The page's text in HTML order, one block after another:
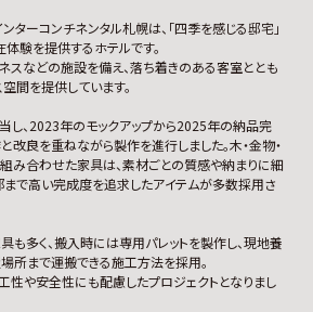
ターコンチネンタル札幌は、「四季を感じる邸宅」
験を提供するホテルです。
スなどの施設を備え、落ち着きのある客室ととも
間を提供しています。
し、2023年のモックアップから2025年の納品完
改良を重ねながら製作を進行しました。木・金物・
組み合わせた家具は、素材ごとの質感や納まりに細
で高い完成度を追求したアイテムが多数採用さ
も多く、搬入時には専用パレットを製作し、現地養
所まで運搬できる施工方法を採用。
性や安全性にも配慮したプロジェクトとなりまし